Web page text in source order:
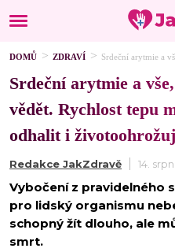
DOMŮ ZDRAVÍ Srdeční arytmie a
Srdeční arytmie a
vědět. Rychlost tepu
odhalit i
Redakce JakZdravě 14.
Vybočení z pravidelného
pro lidský organismu
schopný žít dlouho, ale
smrt.